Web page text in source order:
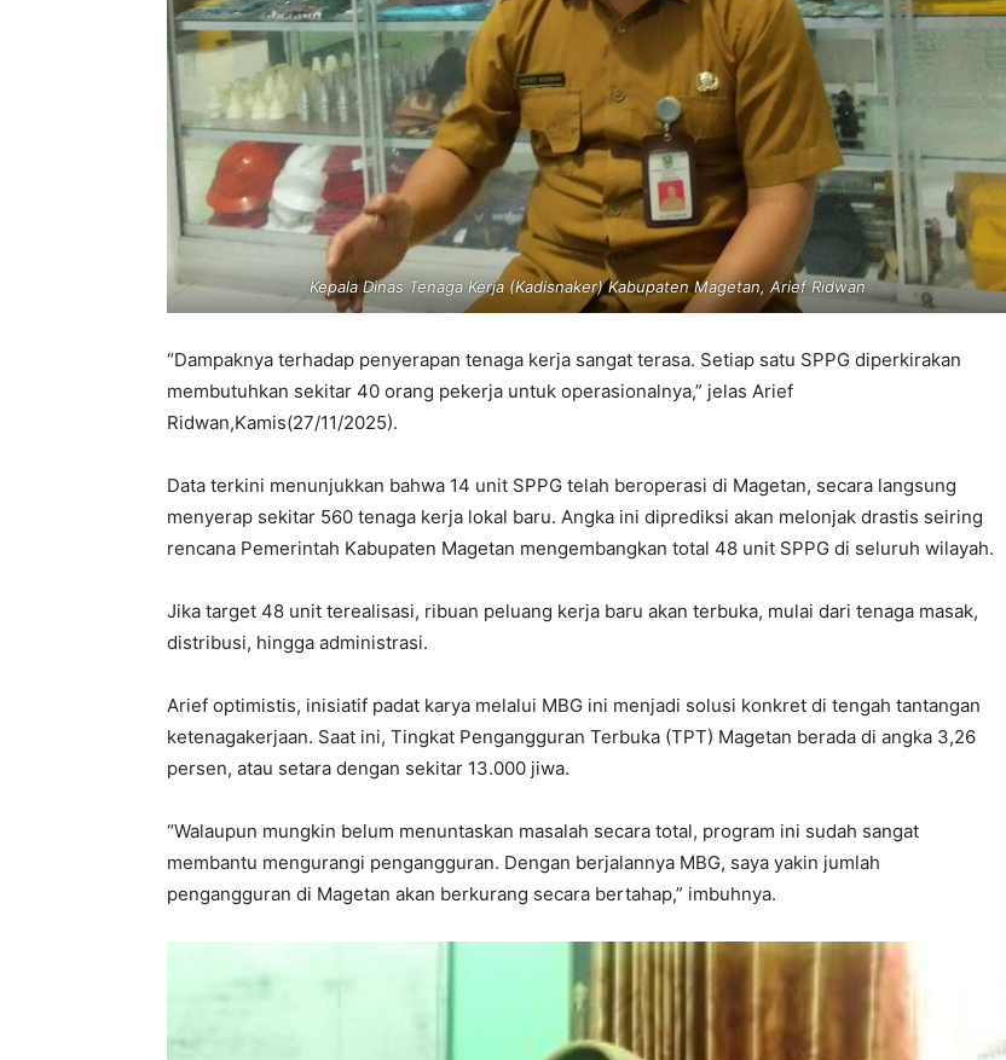
Kepala Dinas Tenaga Kerja (Kadisnaker) Kabupaten Magetan, Arief Ridwan
“Dampaknya terhadap penyerapan tenaga kerja sangat terasa. Setiap satu SPPG diperkirakan
membutuhkan sekitar 40 orang pekerja untuk operasionalnya,” jelas Arief
Ridwan,Kamis(27/11/2025).
Data terkini menunjukkan bahwa 14 unit SPPG telah beroperasi di Magetan, secara langsung
menyerap sekitar 560 tenaga kerja lokal baru. Angka ini diprediksi akan melonjak drastis seiring
rencana Pemerintah Kabupaten Magetan mengembangkan total 48 unit SPPG di seluruh wilayah.
Jika target 48 unit terealisasi, ribuan peluang kerja baru akan terbuka, mulai dari tenaga masak,
distribusi, hingga administrasi.
Arief optimistis, inisiatif padat karya melalui MBG ini menjadi solusi konkret di tengah tantangan
ketenagakerjaan. Saat ini, Tingkat Pengangguran Terbuka (TPT) Magetan berada di angka 3,26
persen, atau setara dengan sekitar 13.000 jiwa.
“Walaupun mungkin belum menuntaskan masalah secara total, program ini sudah sangat
membantu mengurangi pengangguran. Dengan berjalannya MBG, saya yakin jumlah
pengangguran di Magetan akan berkurang secara bertahap,” imbuhnya.